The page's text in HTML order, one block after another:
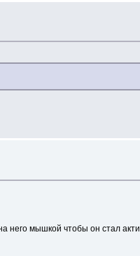
него мышкой чтобы он стал